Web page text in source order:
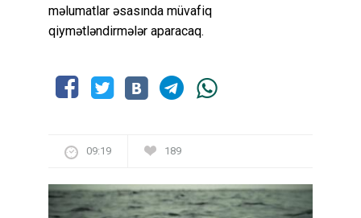
məlumatlar əsasında müvafiq
qiymətləndirmələr aparacaq.
09:19 189